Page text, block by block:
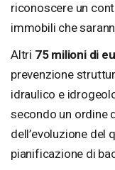
riconoscere un
immobili che
Altri 75 milioni di
prevenzione
idraulico e
secondo un ordine
dell’evoluzione
pianificazione di